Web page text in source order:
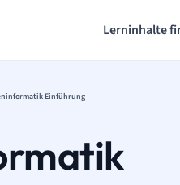
Lerninhalte
Einführung